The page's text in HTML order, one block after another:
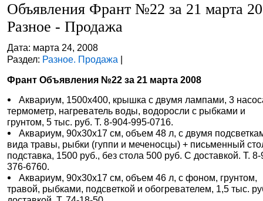
Объявления Франт №22 за 21 марта
Разное - Продажа
Дата: марта 24, 2008
Раздел: Разное. Продажа |
Франт Объявления №22 за 21 марта 2008
Аквариум, 1500х400, крышка с двумя лампами, 3
термометр, нагреватель воды, водоросли с рыбками и
грунтом, 5 тыс. руб. Т. 8-904-995-0716.
Аквариум, 90х30х17 см, объем 48 л, с двумя
вида травы, рыбки (гуппи и меченосцы) + письменный
подставка, 1500 руб., без стола 500 руб. С доставкой. Т.
376-6760.
Аквариум, 90х30х17 см, объем 46 л, с фоном, грунтом,
травой, рыбками, подсветкой и обогревателем, 1,5 тыс.